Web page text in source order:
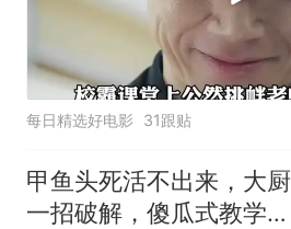
每日精选好电影 31跟贴
甲鱼头死活不出来，大厨
一招破解，傻瓜式教学新